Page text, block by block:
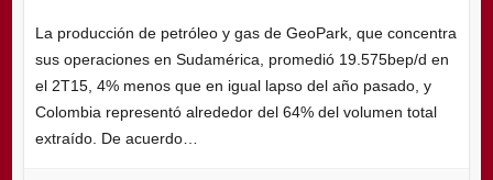
La producción de petróleo y gas de GeoPark, que concentra
sus operaciones en Sudamérica, promedió 19.575bep/d en
el 2T15, 4% menos que en igual lapso del año pasado, y
Colombia representó alrededor del 64% del volumen total
extraído. De acuerdo…